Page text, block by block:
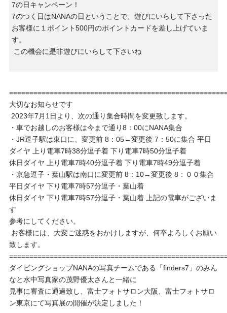
7の日キャンペーン！
7のつく日はNANAの日ということで、遊びにいらして下さった
お客様に１ポイント500円のポイントカードを差し上げていま
す。
この機会に是非遊びにいらして下さいね
大切なお知らせです
2023年7月1日より、次の通り集合時間を変更致します。
・車でお越しのお客様は今まで通り8：00にNANA集合
・JR逗子駅は東口に、変更前 8：05→変更後 7：50に集合 平日
ダイヤ 上り電車7時38分逗子着 下り電車7時50分逗子着
休日ダイヤ 上り電車7時40分逗子着 下り電車7時49分逗子着
・京急逗子・葉山駅は南口に変更前 8：10→変更後 8：００集合
平日ダイヤ 下り電車7時57分逗子・葉山着
休日ダイヤ 下り電車7時57分逗子・葉山着 上記の電車がございま
す
参考にしてください。
お客様には、大変ご迷惑をおかけしますが、何卒よろしくお願い
致します。
ダイビングショップNANAの写真チームである「finders7」のみん
なと水中写真家の茂野優太さんと一緒に
見事に審査に通過致し、富士フォトサロン大阪、富士フォトサロ
ン東京にて写真展の開催が決定しました！